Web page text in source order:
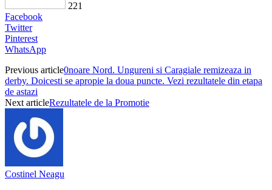
221
Facebook
Twitter
Pinterest
WhatsApp
Previous article0noare Nord. Ungureni si Caragiale remizeaza in
derby. Doicesti se apropie la doua puncte. Vezi rezultatele din etapa
de astazi
Next articleRezultatele de la Promotie
Costinel Neagu